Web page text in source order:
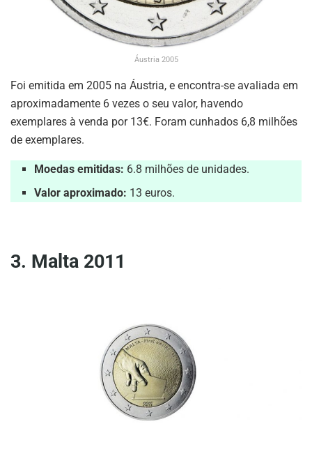
Áustria 2005
Foi emitida em 2005 na Áustria, e encontra-se avaliada em
aproximadamente 6 vezes o seu valor, havendo
exemplares à venda por 13€. Foram cunhados 6,8 milhões
de exemplares.
Moedas emitidas: 6.8 milhões de unidades.
Valor aproximado: 13 euros.
3. Malta 2011